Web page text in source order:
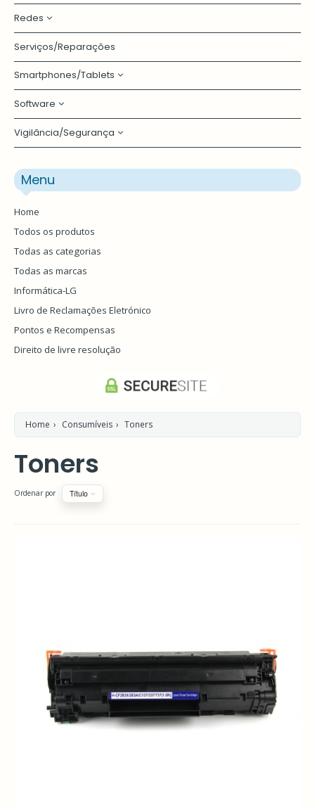
HUBS/Card Reader
Ratos
Teclados
Desktops
Portáteis
Redes
Placas Rede
Routers/AP/Extenders
Serviços/Reparações
Smartphones/Tablets
Acessórios Consolas
Acessórios Smartphones
Smartwatch/Bands
Software
Segurança
Vigilância/Segurança
Menu
Home
Todos os produtos
Todas as categorias
Todas as marcas
Informática-LG
Livro de Reclamações Eletrónico
Pontos e Recompensas
Direito de livre resolução
Home › Consumíveis › Toners
Toners
Ordenar por Título